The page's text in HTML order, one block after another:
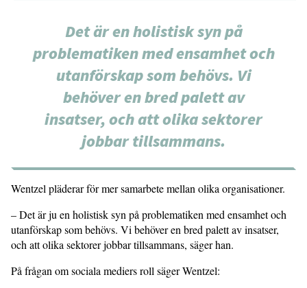
Det är en holistisk syn på
problematiken med ensamhet och
utanförskap som behövs. Vi
behöver en bred palett av
insatser, och att olika sektorer
jobbar tillsammans.
Wentzel pläderar för mer samarbete mellan olika organisationer.
– Det är ju en holistisk syn på problematiken med ensamhet och
utanförskap som behövs. Vi behöver en bred palett av insatser,
och att olika sektorer jobbar tillsammans, säger han.
På frågan om sociala mediers roll säger Wentzel: